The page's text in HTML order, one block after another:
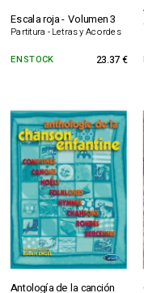
Escala roja - Volumen 3
Partitura - Letras y Acordes
EN STOCK 23.37 €
Antología de la canción